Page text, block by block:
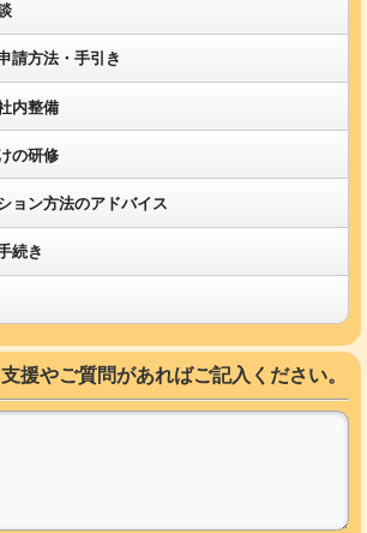
請方法・手引き
内整備
の研修
ョン方法のアドバイス
続き
援やご質問があればご記入ください。